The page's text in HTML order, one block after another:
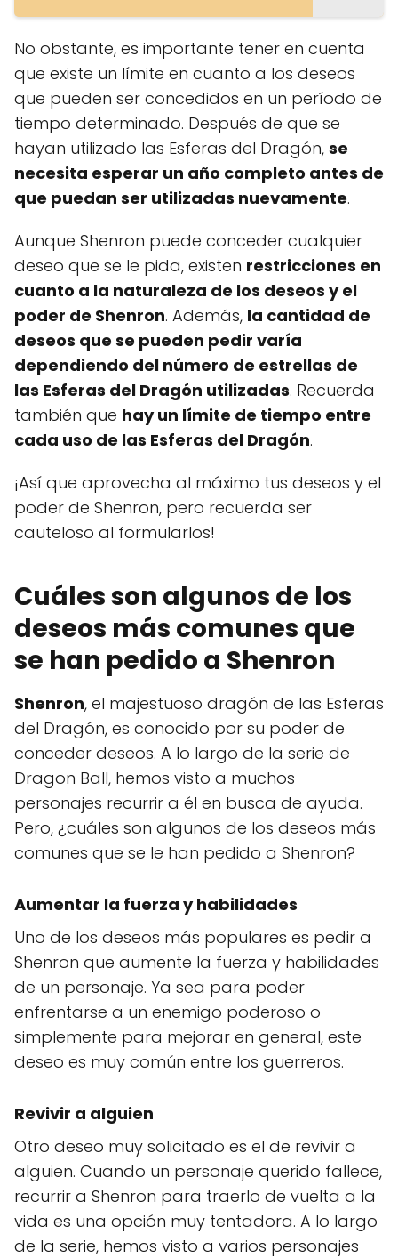
No obstante, es importante tener en cuenta
que existe un límite en cuanto a los deseos
que pueden ser concedidos en un período de
tiempo determinado. Después de que se
hayan utilizado las Esferas del Dragón, se
necesita esperar un año completo antes de
que puedan ser utilizadas nuevamente.
Aunque Shenron puede conceder cualquier
deseo que se le pida, existen restricciones en
cuanto a la naturaleza de los deseos y el
poder de Shenron. Además, la cantidad de
deseos que se pueden pedir varía
dependiendo del número de estrellas de
las Esferas del Dragón utilizadas. Recuerda
también que hay un límite de tiempo entre
cada uso de las Esferas del Dragón.
¡Así que aprovecha al máximo tus deseos y el
poder de Shenron, pero recuerda ser
cauteloso al formularlos!
Cuáles son algunos de los
deseos más comunes que
se han pedido a Shenron
Shenron, el majestuoso dragón de las Esferas
del Dragón, es conocido por su poder de
conceder deseos. A lo largo de la serie de
Dragon Ball, hemos visto a muchos
personajes recurrir a él en busca de ayuda.
Pero, ¿cuáles son algunos de los deseos más
comunes que se le han pedido a Shenron?
Aumentar la fuerza y habilidades
Uno de los deseos más populares es pedir a
Shenron que aumente la fuerza y habilidades
de un personaje. Ya sea para poder
enfrentarse a un enemigo poderoso o
simplemente para mejorar en general, este
deseo es muy común entre los guerreros.
Revivir a alguien
Otro deseo muy solicitado es el de revivir a
alguien. Cuando un personaje querido fallece,
recurrir a Shenron para traerlo de vuelta a la
vida es una opción muy tentadora. A lo largo
de la serie, hemos visto a varios personajes